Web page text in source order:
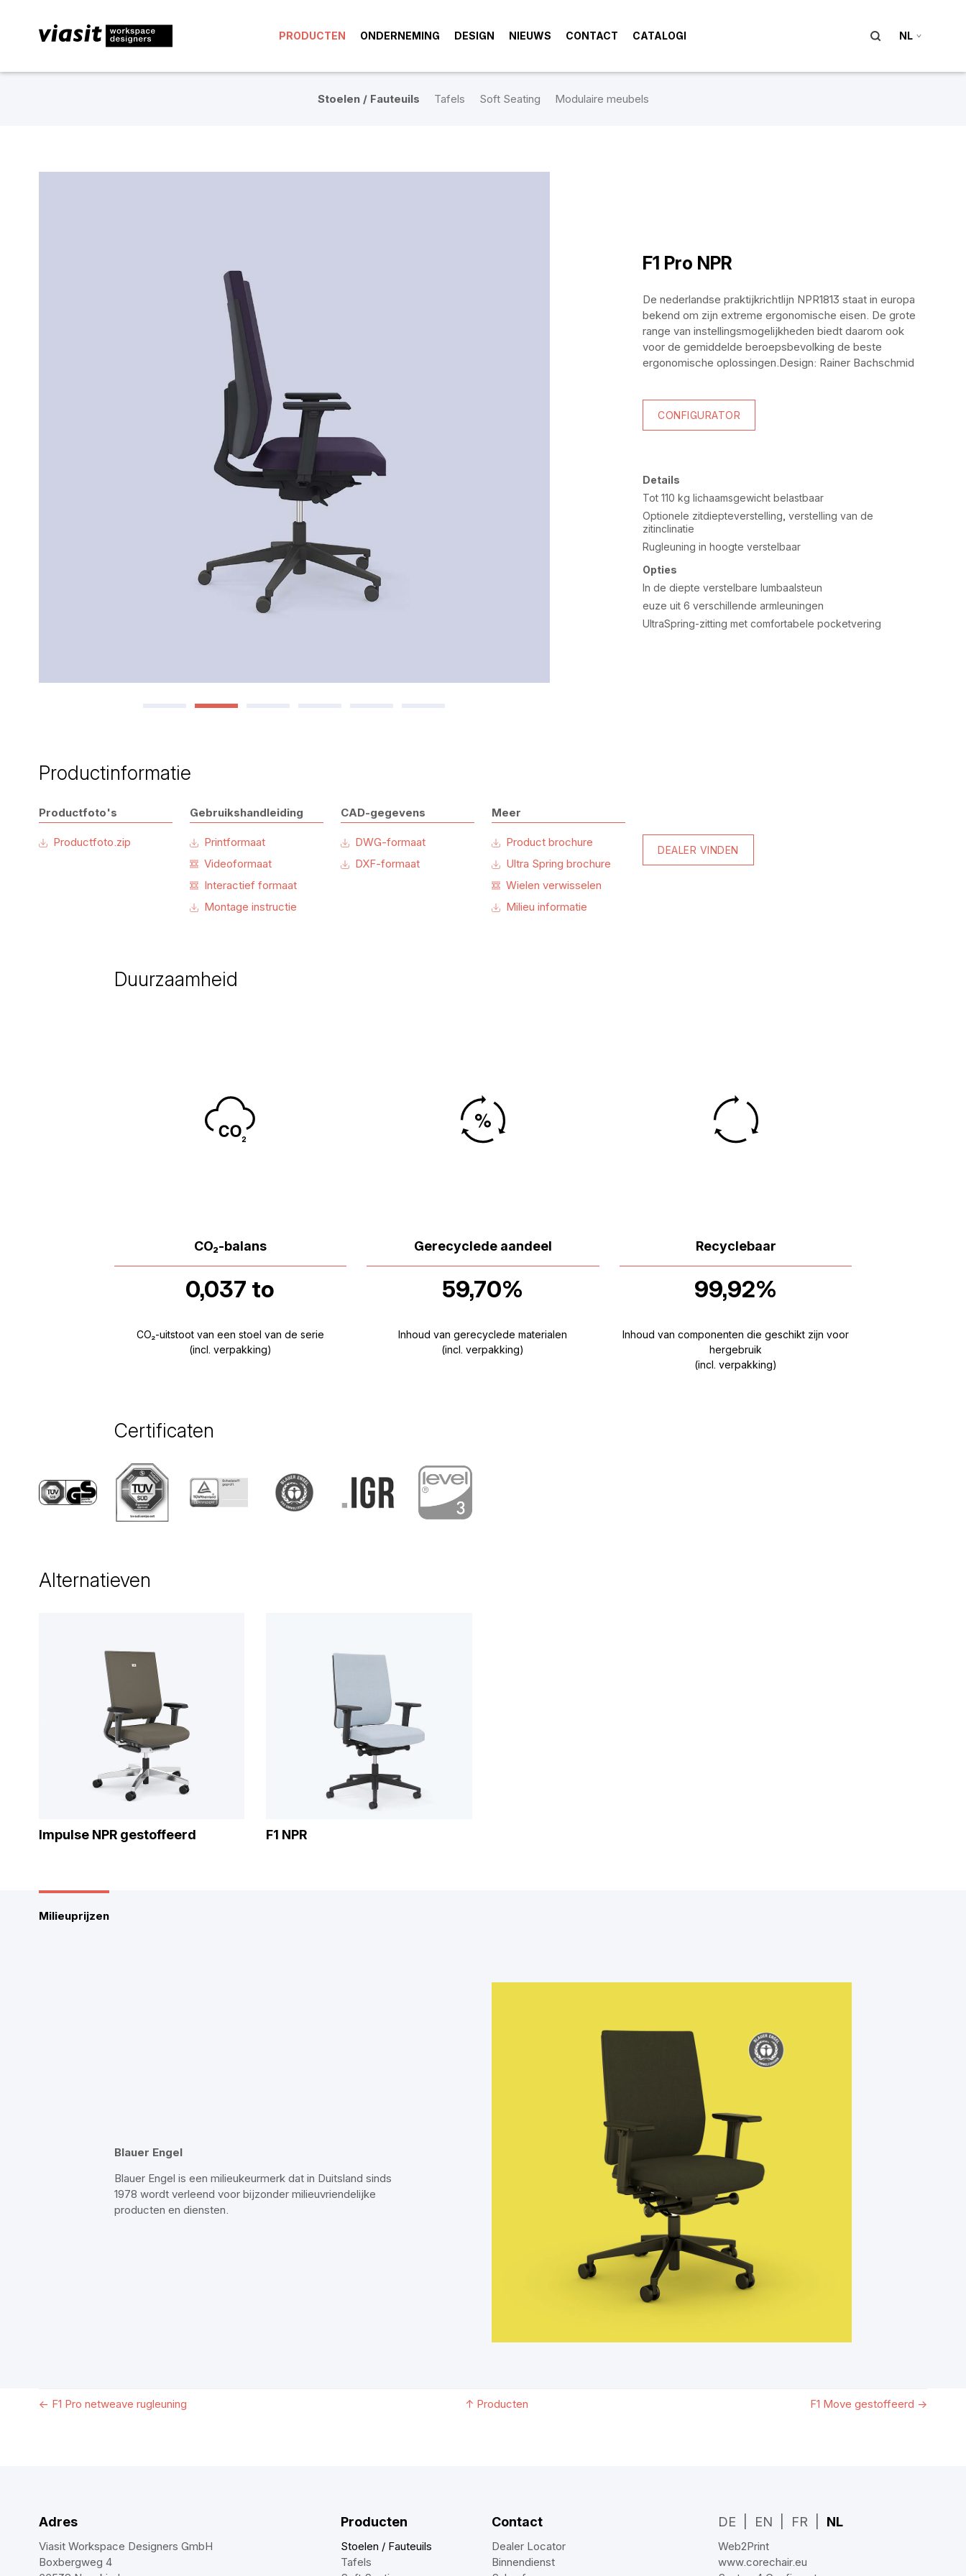
PRODUCTEN ONDERNEMING DESIGN NIEUWS CONTACT CATALOGI NL
Stoelen / Fauteuils Tafels Soft Seating Modulaire meubels
F1 Pro NPR
De nederlandse praktijkrichtlijn NPR1813 staat in europa
bekend om zijn extreme ergonomische eisen. De grote
range van instellingsmogelijkheden biedt daarom ook
voor de gemiddelde beroepsbevolking de beste
ergonomische oplossingen.Design: Rainer Bachschmid
CONFIGURATOR
Details
Tot 110 kg lichaamsgewicht belastbaar
Optionele zitdiepteverstelling, verstelling van de
zitinclinatie
Rugleuning in hoogte verstelbaar
Opties
In de diepte verstelbare lumbaalsteun
euze uit 6 verschillende armleuningen
UltraSpring-zitting met comfortabele pocketvering
Productinformatie
Productfoto's
Productfoto.zip
Gebruikshandleiding
Printformaat
Videoformaat
Interactief formaat
Montage instructie
CAD-gegevens
DWG-formaat
DXF-formaat
Meer
Product brochure
Ultra Spring brochure
Wielen verwisselen
Milieu informatie
DEALER VINDEN
Duurzaamheid
CO₂-balans
0,037 to
CO₂-uitstoot van een stoel van de serie
(incl. verpakking)
Gerecyclede aandeel
59,70%
Inhoud van gerecyclede materialen
(incl. verpakking)
Recyclebaar
99,92%
Inhoud van componenten die geschikt zijn voor
hergebruik
(incl. verpakking)
Certificaten
Alternatieven
Impulse NPR gestoffeerd F1 NPR
Milieuprijzen
Blauer Engel
Blauer Engel is een milieukeurmerk dat in Duitsland sinds
1978 wordt verleend voor bijzonder milieuvriendelijke
producten en diensten.
← F1 Pro netweave rugleuning ↑ Producten F1 Move gestoffeerd →
Adres
Viasit Workspace Designers GmbH
Boxbergweg 4
Producten
Stoelen / Fauteuils
Tafels
Contact
Dealer Locator
Binnendienst
DE EN FR NL
Web2Print
www.corechair.eu